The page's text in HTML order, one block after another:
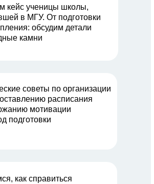
как справиться
советы по организации
расписания
мотивации
подготовки
кейс ученицы школы,
в МГУ. От подготовки
обсудим детали
камни